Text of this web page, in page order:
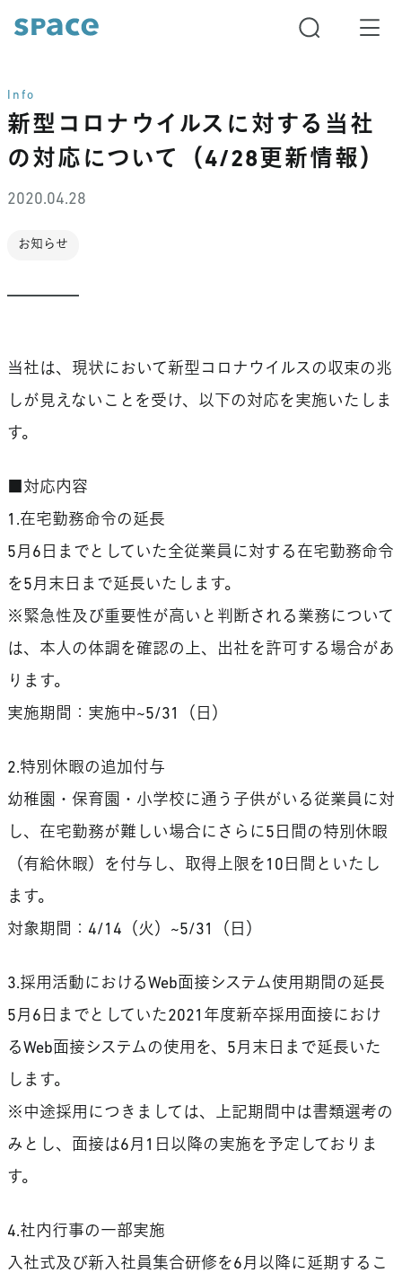
Info
新型コロナウイルスに対する当社
の対応について（4/28更新情報）
2020.04.28
お知らせ
当社は、現状において新型コロナウイルスの収束の兆
しが見えないことを受け、以下の対応を実施いたしま
す。
■対応内容
1.在宅勤務命令の延長
5月6日までとしていた全従業員に対する在宅勤務命令
を5月末日まで延長いたします。
※緊急性及び重要性が高いと判断される業務について
は、本人の体調を確認の上、出社を許可する場合があ
ります。
実施期間：実施中~5/31（日）
2.特別休暇の追加付与
幼稚園・保育園・小学校に通う子供がいる従業員に対
し、在宅勤務が難しい場合にさらに5日間の特別休暇
（有給休暇）を付与し、取得上限を10日間といたし
ます。
対象期間：4/14（火）~5/31（日）
3.採用活動におけるWeb面接システム使用期間の延長
5月6日までとしていた2021年度新卒採用面接におけ
るWeb面接システムの使用を、5月末日まで延長いた
します。
※中途採用につきましては、上記期間中は書類選考の
みとし、面接は6月1日以降の実施を予定しておりま
す。
4.社内行事の一部実施
入社式及び新入社員集合研修を6月以降に延期するこ